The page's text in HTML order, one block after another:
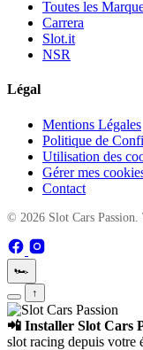
Toutes les
Carrera
Slot.it
NSR
Légal
Mentions Légales
Politique de
Utilisation des
Gérer mes
Contact
© 2026 Slot Cars Passion.
🏎️
↑
📲 Installer Slot Cars
slot racing depuis votre